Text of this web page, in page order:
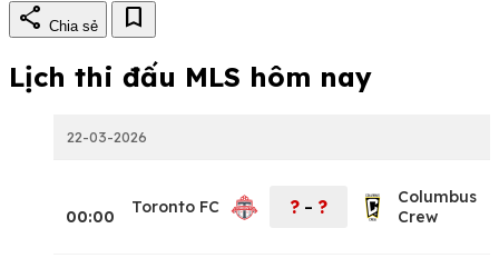
share Chia sẻ bookmark
Lịch thi đấu MLS hôm nay
22-03-2026
00:00 Toronto FC ? – ?
Columbus
Crew